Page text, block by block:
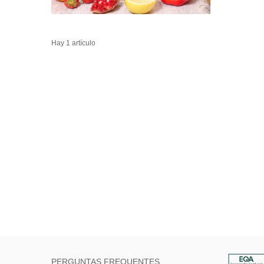
Hay 1 artículo
PERGUNTAS FREQUENTES